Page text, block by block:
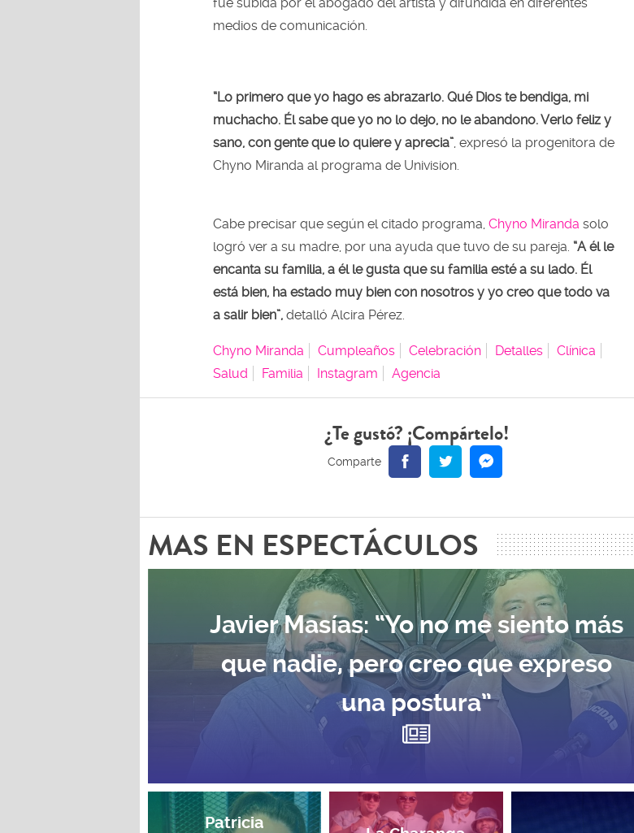
medios de comunicación.
“Lo primero que yo hago es abrazarlo. Qué Dios te bendiga, mi
muchacho. Él sabe que yo no lo dejo, no le abandono. Verlo feliz y
sano, con gente que lo quiere y aprecia” , expresó la progenitora de
Chyno Miranda al programa de Univision.
Cabe precisar que según el citado programa, Chyno Miranda solo
logró ver a su madre, por una ayuda que tuvo de su pareja. “A él le
encanta su familia, a él le gusta que su familia esté a su lado. Él
está bien, ha estado muy bien con nosotros y yo creo que todo va
a salir bien”, detalló Alcira Pérez.
Chyno Miranda Cumpleaños Celebración Detalles
Clínica
Salud
Familia Instagram Agencia
¿Te gustó? ¡Compártelo!
MAS EN ESPECTÁCULOS
Javier Masías: “Yo no me siento más
que nadie, pero creo que expreso
una postura”
Patricia